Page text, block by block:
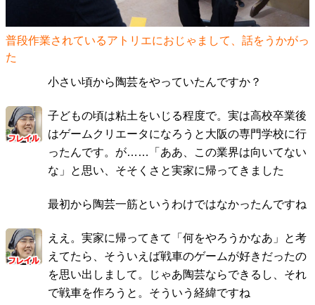
普段作業されているアトリエにおじゃまして、話をうかがっ
た
小さい頃から陶芸をやっていたんですか？
子どもの頃は粘土をいじる程度で。実は高校卒業後
はゲームクリエータになろうと大阪の専門学校に行
ったんです。が……「ああ、この業界は向いてない
な」と思い、そそくさと実家に帰ってきました
最初から陶芸一筋というわけではなかったんですね
ええ。実家に帰ってきて「何をやろうかなあ」と考
えてたら、そういえば戦車のゲームが好きだったの
を思い出しまして。じゃあ陶芸ならできるし、それ
で戦車を作ろうと。そういう経緯ですね